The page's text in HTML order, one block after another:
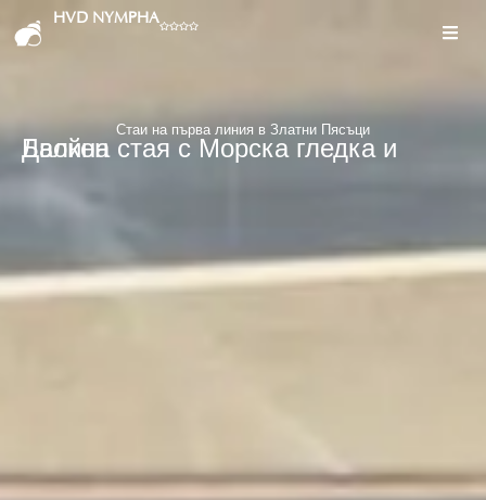
HVD NYMPHA
Стаи на първа линия в Златни Пясъци
Двойна стая с Морска гледка и Балкон